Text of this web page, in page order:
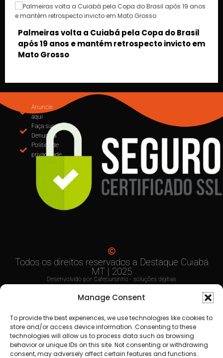
Manage Consent
To provide the best experiences, we use technologies like cookies to
store and/or access device information. Consenting to these
technologies will allow us to process data such as browsing
behavior or unique IDs on this site. Not consenting or withdrawing
consent, may adversely affect certain features and functions.
em
MUDANÇA NA EMISSÃO DE NOTAS: CUIABÁ
OBRIGA USO DO EMISSOR NACIONAL DE NFS-e
PARTIR DE SETEMBRO
privacidade